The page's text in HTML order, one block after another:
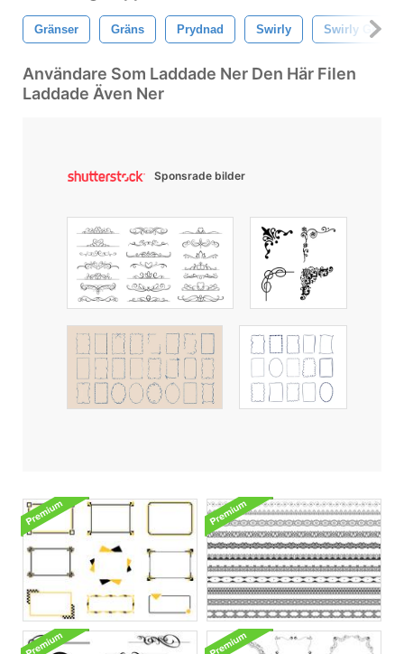
Gränser Gräns Prydnad Swirly Swirly Gräns
Användare Som Laddade Ner Den Här Filen
Laddade Även Ner
Sponsrade bilder